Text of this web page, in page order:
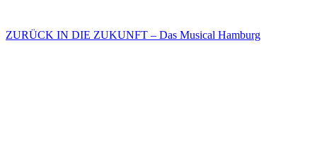
ZURÜCK IN DIE ZUKUNFT – Das Musical Hamburg